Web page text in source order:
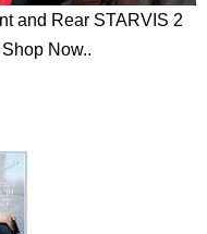
and Rear STARVIS 2
Now..